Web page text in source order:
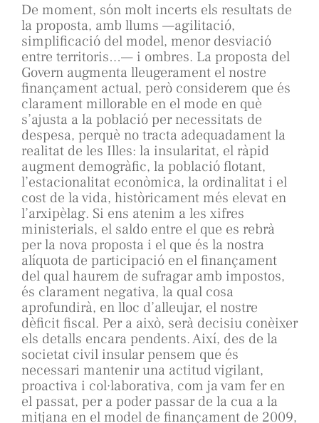
De moment, són molt incerts els resultats de
la proposta, amb llums —agilitació,
simplificació del model, menor desviació
entre territoris…— i ombres. La proposta del
Govern augmenta lleugerament el nostre
finançament actual, però considerem que és
clarament millorable en el mode en què
s’ajusta a la població per necessitats de
despesa, perquè no tracta adequadament la
realitat de les Illes: la insularitat, el ràpid
augment demogràfic, la població flotant,
l’estacionalitat econòmica, la ordinalitat i el
cost de la vida, històricament més elevat en
l’arxipèlag. Si ens atenim a les xifres
ministerials, el saldo entre el que es rebrà
per la nova proposta i el que és la nostra
alíquota de participació en el finançament
del qual haurem de sufragar amb impostos,
és clarament negativa, la qual cosa
aprofundirà, en lloc d’alleujar, el nostre
dèficit fiscal. Per a això, serà decisiu conèixer
els detalls encara pendents. Així, des de la
societat civil insular pensem que és
necessari mantenir una actitud vigilant,
proactiva i col·laborativa, com ja vam fer en
el passat, per a poder passar de la cua a la
mitjana en el model de finançament de 2009,